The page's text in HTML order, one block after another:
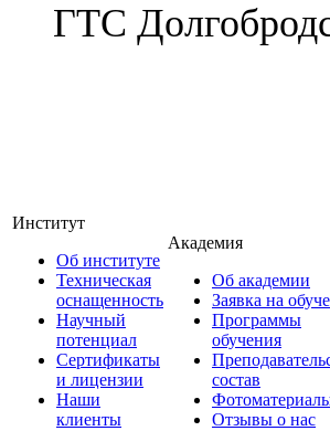
ГТС
Институт
Об институте
Техническая
оснащенность
Научный
потенциал
Сертификаты
и лицензии
Наши
клиенты
Академия
Об академии
Заявка на
Программы
обучения
состав
Отзывы о нас